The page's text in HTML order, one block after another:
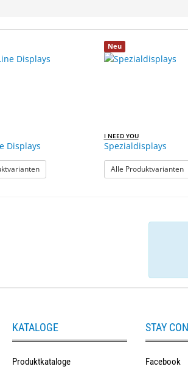
Displays
: Travel Line Displays
Neu
I NEED YOU
Spezialdisplays
Alle Produktvarianten:
KATALOGE
Produktkataloge
STAY
Facebook